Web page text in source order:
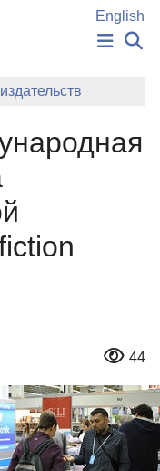
English
44